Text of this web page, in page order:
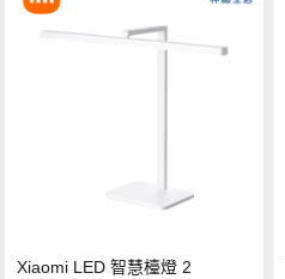
Xiaomi LED 智慧檯燈 2